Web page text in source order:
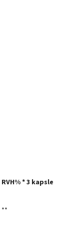
RVH% * 3 kapsle
**